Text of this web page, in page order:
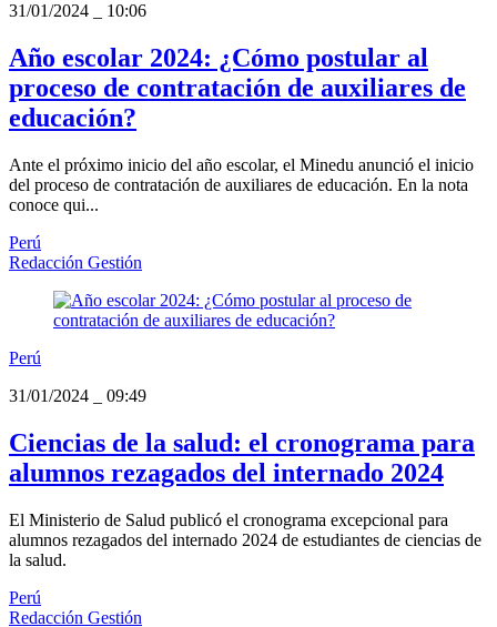
31/01/2024
10:06
Año escolar 2024: ¿Cómo postular al
proceso de contratación de auxiliares de
educación?
Ante el próximo inicio del año escolar, el Minedu anunció el inicio
del proceso de contratación de auxiliares de educación. En la nota
conoce qui...
Perú
Redacción Gestión
Perú
31/01/2024
09:49
Ciencias de la salud: el cronograma para
alumnos rezagados del internado 2024
El Ministerio de Salud publicó el cronograma excepcional para
alumnos rezagados del internado 2024 de estudiantes de ciencias de
la salud.
Perú
Redacción Gestión